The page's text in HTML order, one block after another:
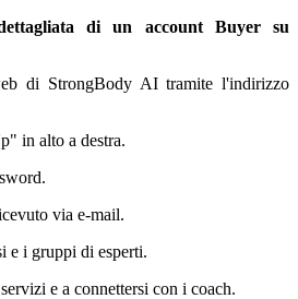
di un account Buyer su
di StrongBody AI tramite l'indirizzo
in alto a destra.
via e-mail.
e i gruppi di esperti.
e a connettersi con i coach.